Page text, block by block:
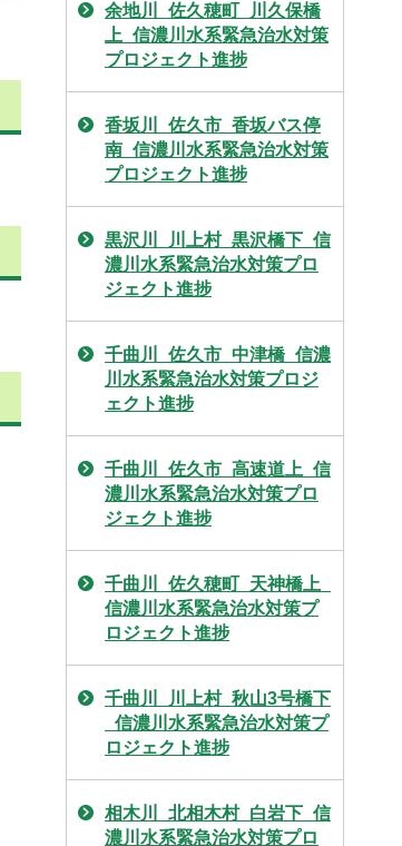
余地川_佐久穂町_川久保橋
上_信濃川水系緊急治水対策
プロジェクト進捗
香坂川_佐久市_香坂バス停
南_信濃川水系緊急治水対策
プロジェクト進捗
黒沢川_川上村_黒沢橋下_信
濃川水系緊急治水対策プロ
ジェクト進捗
千曲川_佐久市_中津橋_信濃
川水系緊急治水対策プロジ
ェクト進捗
千曲川_佐久市_高速道上_信
濃川水系緊急治水対策プロ
ジェクト進捗
千曲川_佐久穂町_天神橋上_
信濃川水系緊急治水対策プ
ロジェクト進捗
千曲川_川上村_秋山3号橋下
_信濃川水系緊急治水対策プ
ロジェクト進捗
相木川_北相木村_白岩下_信
濃川水系緊急治水対策プロ